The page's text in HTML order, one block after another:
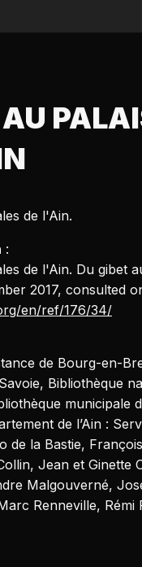
de l'Ain.
:
de l'Ain. Du gibet
2017, consulted
en/ref/176/34/
de Bourg-en-
Bibliothèque
de l’Ain :
de la Bastie,
Jean et
Malgouverné,
Renneville,